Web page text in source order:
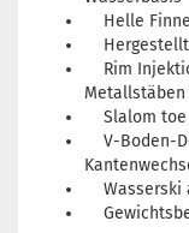
Helle
Hergestellt
Rim
Slalom toe
V-Boden-
Wasserski